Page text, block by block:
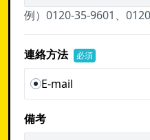
例）0120-35-9601、
連絡方法 必須
E-mail
備考